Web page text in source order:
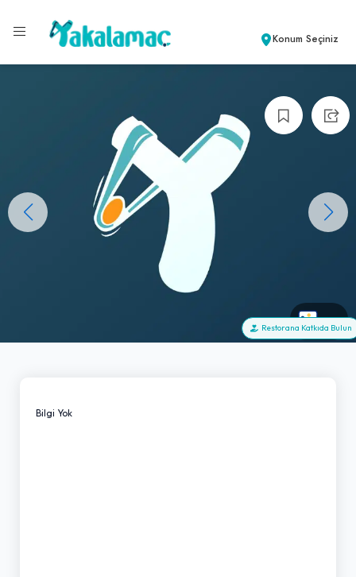
Konum Seçiniz
+0
Restorana Katkıda Bulun
Bilgi Yok